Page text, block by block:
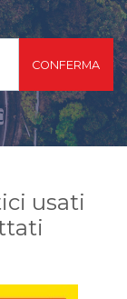
sono
la migliore
possibile
CONFERMA
usati